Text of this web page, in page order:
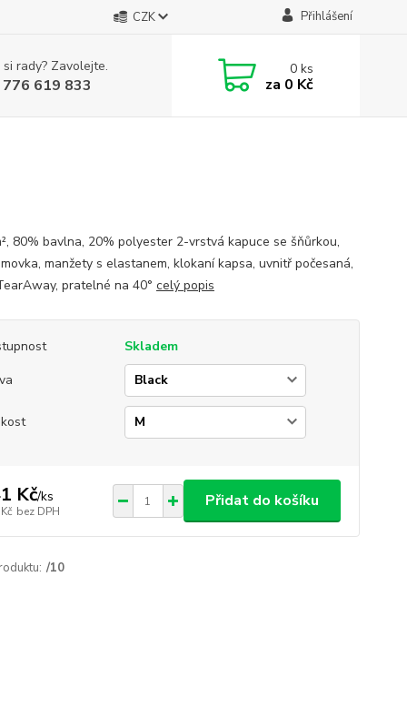
CZK Přihlášení
rady? Zavolejte.
619 833
0ks
za 0 Kč
80% bavlna, 20% polyester 2-vrstvá kapuce se šňůrkou,
manžety s elastanem, klokaní kapsa, uvnitř počesaná,
pratelné na 40° celý popis
Skladem
Kč/ks
bez DPH
Přidat do košíku
/10